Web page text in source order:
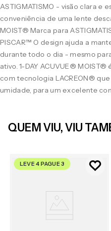
ASTIGMATISMO - visão clara e
conveniência de uma lente
MOIST® Marca para
PISCAR™ O design ajuda a
durante todo o dia - mesmo
ativo. 1-DAY ACUVUE®
com tecnologia LACREON®
umidade, para um excelente
QUEM VIU, VIU
LEVE 4 PAGUE 3